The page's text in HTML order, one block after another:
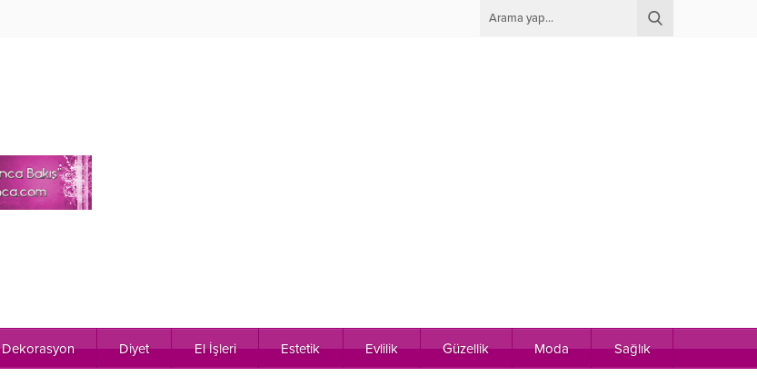
Dekorasyon Diyet El İşleri Estetik Evlilik Güzellik Moda Sağlık